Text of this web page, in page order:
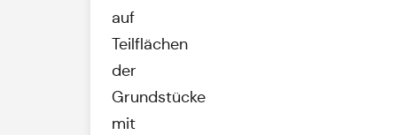
auf
Teilflächen
der
Grundstücke
mit